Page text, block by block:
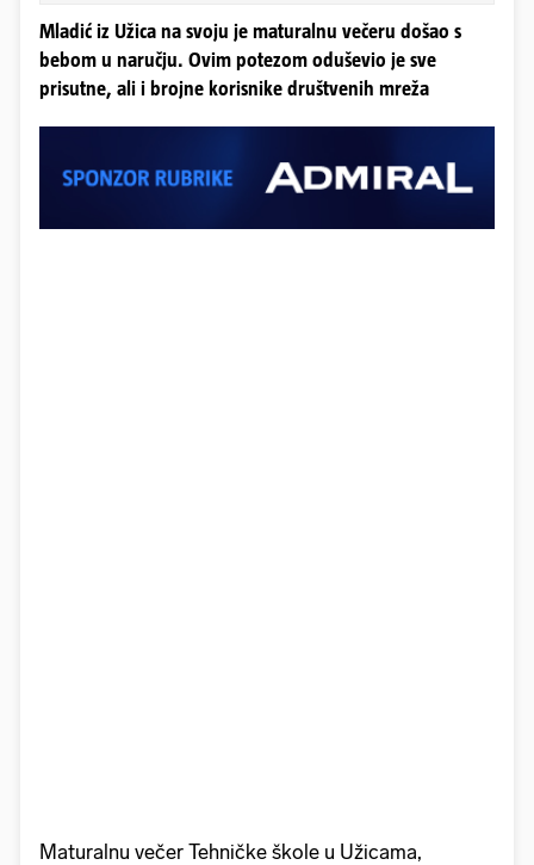
Mladić iz Užica na svoju je maturalnu večeru došao s
bebom u naručju. Ovim potezom oduševio je sve
prisutne, ali i brojne korisnike društvenih mreža
Maturalnu večer Tehničke škole u Užicama,